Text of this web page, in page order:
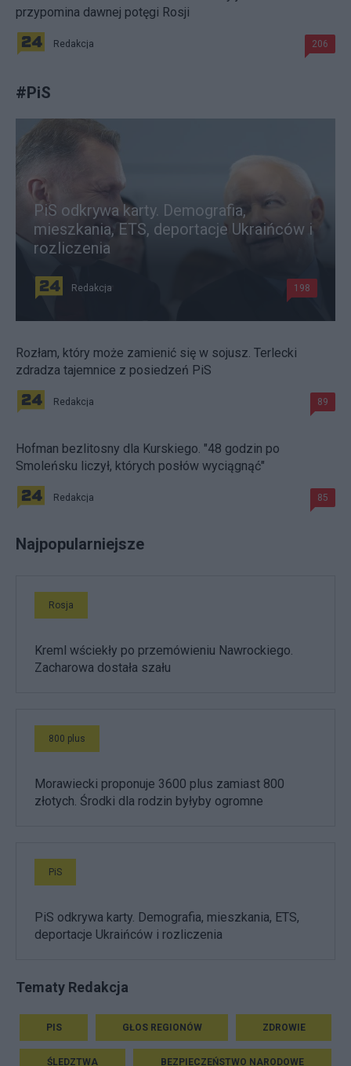
przypomina dawnej potęgi Rosji
Redakcja 206
#PiS
PiS odkrywa karty. Demografia,
mieszkania, ETS, deportacje Ukraińców i
rozliczenia
Redakcja 198
Rozłam, który może zamienić się w sojusz. Terlecki
zdradza tajemnice z posiedzeń PiS
Redakcja 89
Hofman bezlitosny dla Kurskiego. "48 godzin po
Smoleńsku liczył, których posłów wyciągnąć"
Redakcja 85
Najpopularniejsze
Rosja
Kreml wściekły po przemówieniu Nawrockiego.
Zacharowa dostała szału
800 plus
Morawiecki proponuje 3600 plus zamiast 800
złotych. Środki dla rodzin byłyby ogromne
PiS
PiS odkrywa karty. Demografia, mieszkania, ETS,
deportacje Ukraińców i rozliczenia
Tematy Redakcja
PIS GŁOS REGIONÓW ZDROWIE
ŚLEDZTWA BEZPIECZEŃSTWO NARODOWE